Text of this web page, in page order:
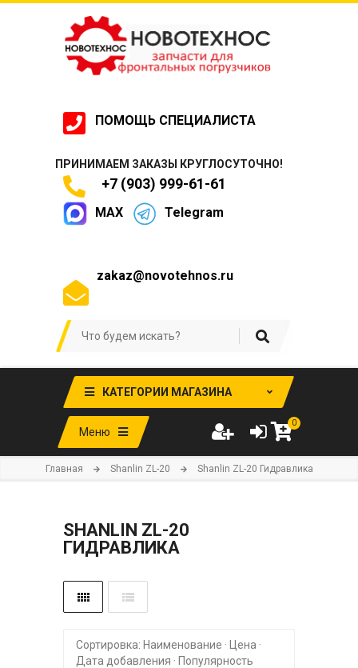
ПОМОЩЬ СПЕЦИАЛИСТА
ПРИНИМАЕМ ЗАКАЗЫ КРУГЛОСУТОЧНО!
+7 (903) 999-61-61
MAX Telegram
zakaz@novotehnos.ru
КАТЕГОРИИ МАГАЗИНА
Меню
0
Главная Shanlin ZL-20 Shanlin ZL-20 Гидравлика
SHANLIN ZL-20
ГИДРАВЛИКА
Сортировка: Наименование · Цена ·
Дата добавления · Популярность